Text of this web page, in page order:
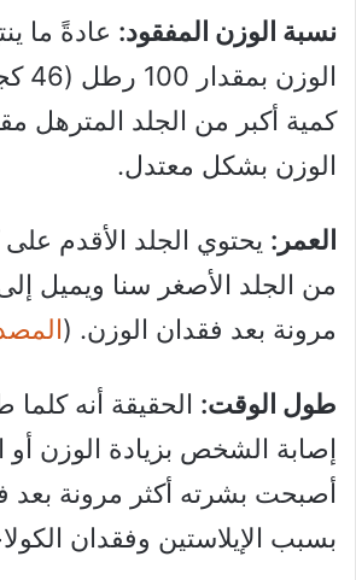
نسبة الوزن المفقود: عادةً ما
كمية أكبر من الجلد المترهل
الوزن بشكل معتدل.
العمر: يحتوي الجلد الأقدم
من الجلد الأصغر سنا ويميل
مرونة بعد فقدان الوزن. (
طول الوقت: الحقيقة أنه
إصابة الشخص بزيادة الوزن أو
أصبحت بشرته أكثر مرونة بعد
بسبب الإيلاستين وفقدان